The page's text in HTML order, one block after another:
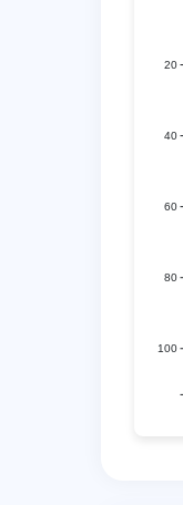
100
80
60
40
20